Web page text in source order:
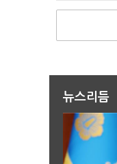
뉴스리듬